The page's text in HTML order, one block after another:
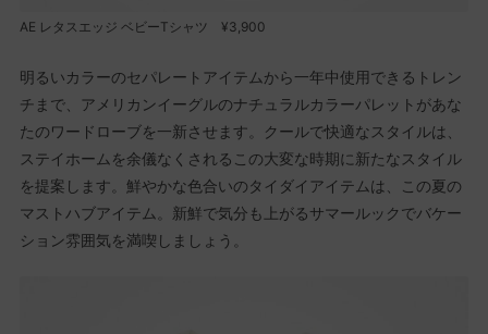
AE レタスエッジ ベビーTシャツ ¥3,900
明るいカラーのセパレートアイテムから一年中使用できるトレン
チまで、アメリカンイーグルのナチュラルカラーパレットがあな
たのワードローブを一新させます。クールで快適なスタイルは、
ステイホームを余儀なくされるこの大変な時期に新たなスタイル
を提案します。鮮やかな色合いのタイダイアイテムは、この夏の
マストハブアイテム。新鮮で気分も上がるサマールックでバケー
ション雰囲気を満喫しましょう。